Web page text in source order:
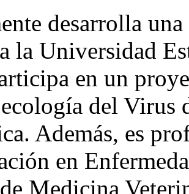
desarrolla
la Universidad
en un
del Virus
Además, es
en
Medicina